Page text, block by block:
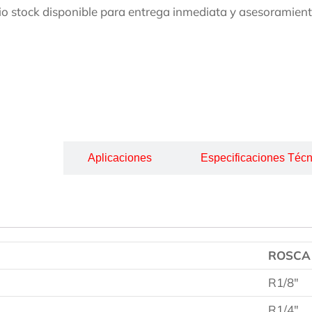
stock disponible para entrega inmediata y
Aplicaciones Especificaciones
ROSCA
R1/8″